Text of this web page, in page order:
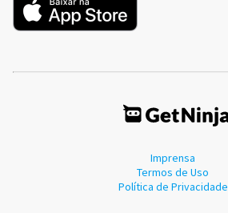
Imprensa
Termos de Uso
Política de Privacidade